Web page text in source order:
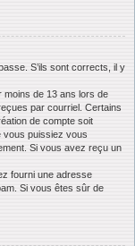
S’ils sont corrects, il y
moins de 13 ans lors de
par courriel. Certains
de compte soit
vous puissiez vous
Si vous avez reçu un
fourni une adresse
Si vous êtes sûr de